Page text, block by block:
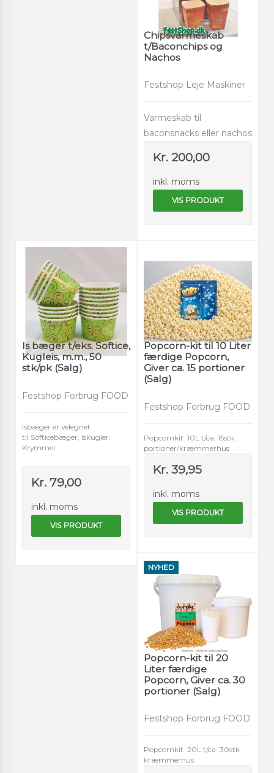
Chipsvarmeskab
t/Baconchips og
Nachos
Festshop Leje Maskiner
Varmeskab til
baconsnacks eller nachos
Kr. 200,00
inkl. moms
VIS PRODUKT
Is bæger t/eks. Softice,
Kugleis, m.m., 50
stk/pk (Salg)
Festshop Forbrug FOOD
Isbæger er velegnet
til Softicebæger, Iskugler,
Krymmel
Kr. 79,00
inkl. moms
VIS PRODUKT
Popcorn-kit til 10 Liter
færdige Popcorn,
Giver ca. 15 portioner
(Salg)
Festshop Forbrug FOOD
Popcornkit 10L t/ca. 15stk.
portioner/kræmmerhus
Kr. 39,95
inkl. moms
VIS PRODUKT
NYHED
Popcorn-kit til 20
Liter færdige
Popcorn, Giver ca. 30
portioner (Salg)
Festshop Forbrug FOOD
Popcornkit 20L t/ca. 30stk.
kræmmerhus